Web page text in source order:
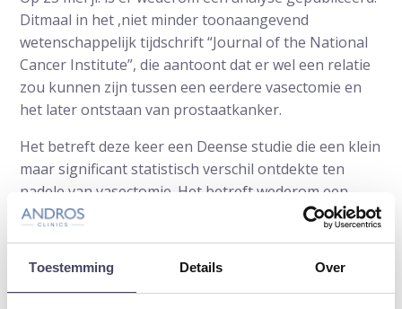
Toestemming Details Over
Ditmaal in het ,niet minder toonaangevend
wetenschappelijk tijdschrift “Journal of the National
Cancer Institute”, die aantoont dat er wel een relatie
zou kunnen zijn tussen een eerdere vasectomie en
het later ontstaan van prostaatkanker.
Het betreft deze keer een Deense studie die een klein
maar significant statistisch verschil ontdekte ten
nadele van vasectomie. Het betreft wederom een
statistische analyse van een grote groep van meer
gevolgd.